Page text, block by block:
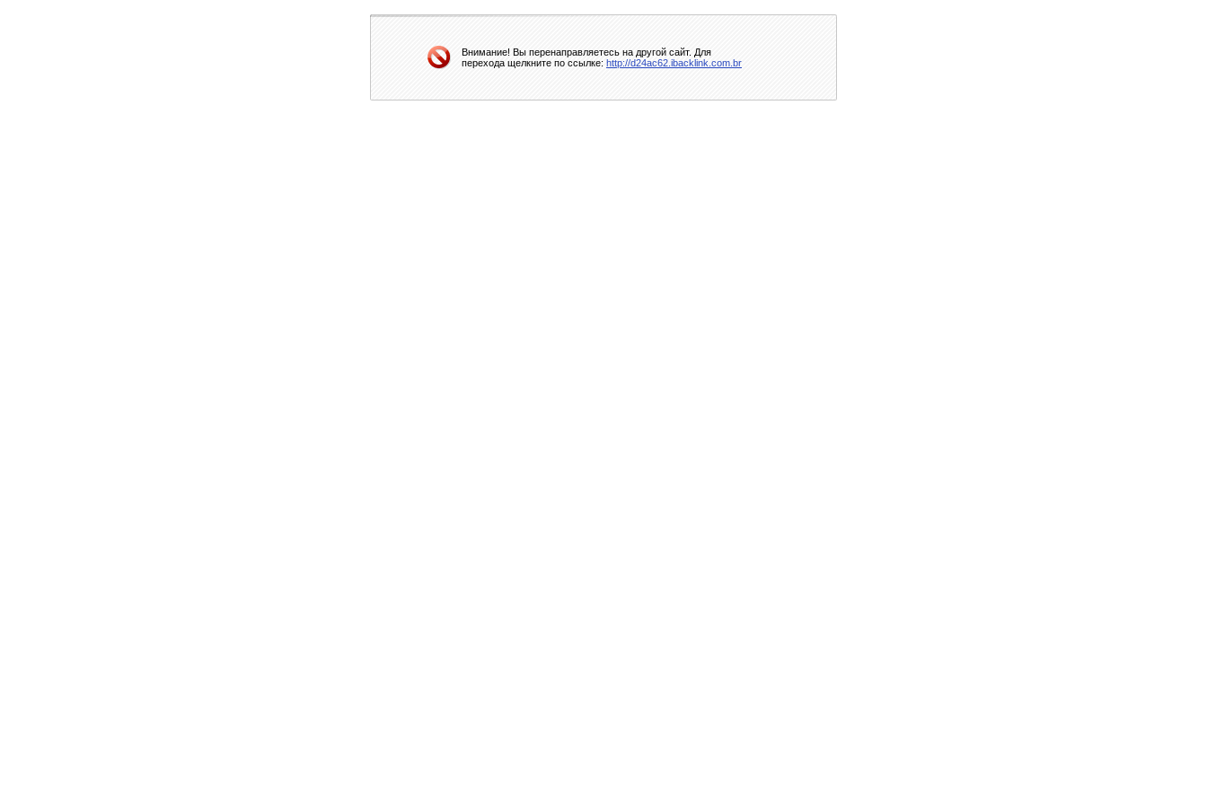
Внимание! Вы перенаправляетесь на другой сайт. Для
перехода щелкните по ссылке: http://d24ac62.ibacklink.com.br